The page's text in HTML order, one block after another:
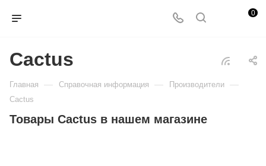
0
Cactus
Главная — Справочная информация — Производители —
Cactus
Товары Cactus в нашем магазине